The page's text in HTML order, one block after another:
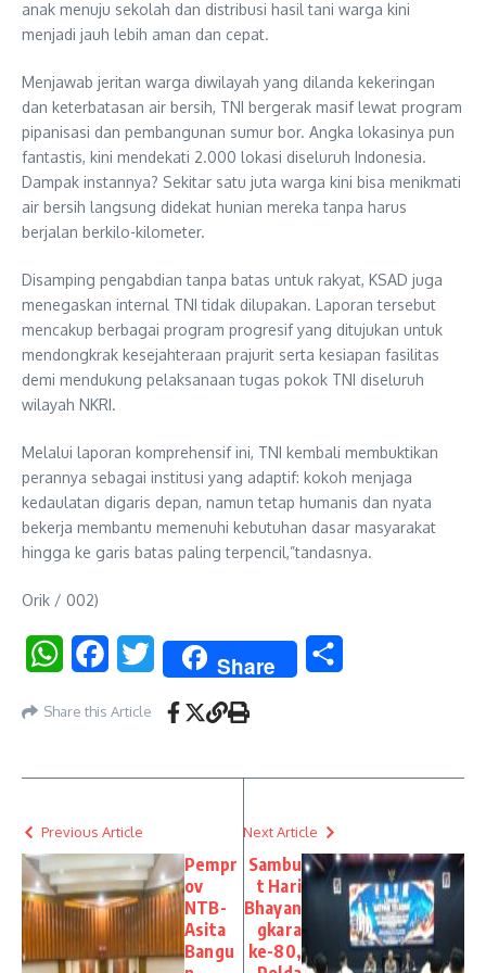
anak menuju sekolah dan distribusi hasil tani warga kini
menjadi jauh lebih aman dan cepat.
Menjawab jeritan warga diwilayah yang dilanda kekeringan
dan keterbatasan air bersih, TNI bergerak masif lewat program
pipanisasi dan pembangunan sumur bor. Angka lokasinya pun
fantastis, kini mendekati 2.000 lokasi diseluruh Indonesia.
Dampak instannya? Sekitar satu juta warga kini bisa menikmati
air bersih langsung didekat hunian mereka tanpa harus
berjalan berkilo-kilometer.
Disamping pengabdian tanpa batas untuk rakyat, KSAD juga
menegaskan internal TNI tidak dilupakan. Laporan tersebut
mencakup berbagai program progresif yang ditujukan untuk
mendongkrak kesejahteraan prajurit serta kesiapan fasilitas
demi mendukung pelaksanaan tugas pokok TNI diseluruh
wilayah NKRI.
Melalui laporan komprehensif ini, TNI kembali membuktikan
perannya sebagai institusi yang adaptif: kokoh menjaga
kedaulatan digaris depan, namun tetap humanis dan nyata
bekerja membantu memenuhi kebutuhan dasar masyarakat
hingga ke garis batas paling terpencil,”tandasnya.
Orik / 002)
WhatsAppFacebookTwitter Share
Share this Article
Previous Article
Pempr
ov
NTB-
Asita
Bangu
Next Article
Sambu
t Hari
Bhayan
gkara
ke-80,